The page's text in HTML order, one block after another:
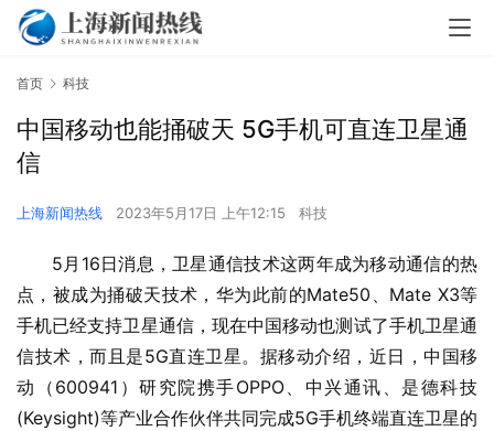
首页 科技
中国移动也能捅破天 5G手机可直连卫星通
信
上海新闻热线 2023年5月17日 上午12:15 科技
5月16日消息，卫星通信技术这两年成为移动通信的热
点，被成为捅破天技术，华为此前的Mate50、Mate X3等
手机已经支持卫星通信，现在中国移动也测试了手机卫星通
信技术，而且是5G直连卫星。据移动介绍，近日，中国移
动（600941）研究院携手OPPO、中兴通讯、是德科技
(Keysight)等产业合作伙伴共同完成5G手机终端直连卫星的